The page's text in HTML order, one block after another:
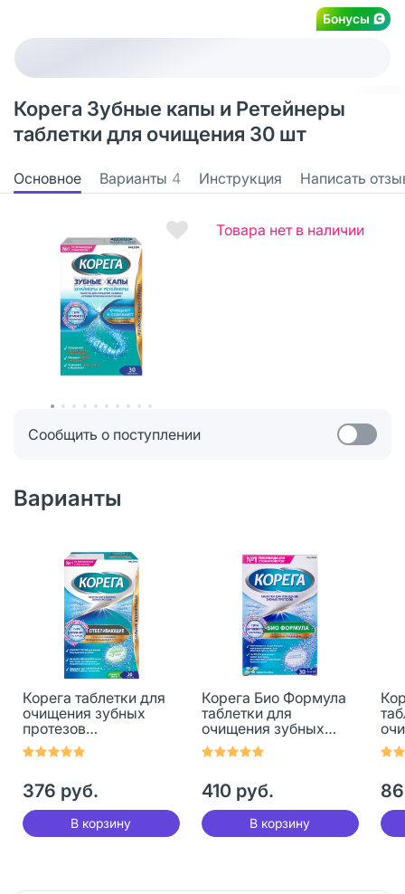
Бонусы
Корега Зубные капы и Ретейнеры
таблетки для очищения 30 шт
Основное Варианты 4 Инструкция Написать
Товара нет в наличии
Сообщить о поступлении
Варианты
Корега таблетки для
очищения зубных
протезов
отбеливающие 30 шт
376 руб.
В корзину
Корега Био Формула
таблетки для
очищения зубных
протезов 30 шт
410 руб.
В корзину